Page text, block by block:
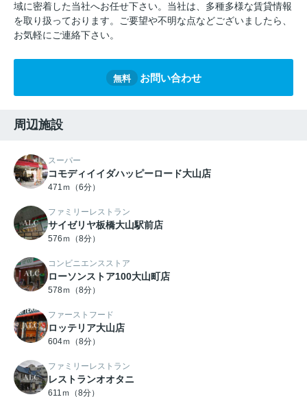
域に密着した当社へお任せ下さい。当社は、多種多様な賃貸情報
を取り扱っております。ご要望や不明な点などございましたら、
お気軽にご連絡下さい。
無料 お問い合わせ
周辺施設
スーパー
コモディイイダハッピーロード大山店
471ｍ（6分）
ファミリーレストラン
サイゼリヤ板橋大山駅前店
576ｍ（8分）
コンビニエンスストア
ローソンストア100大山町店
578ｍ（8分）
ファーストフード
ロッテリア大山店
604ｍ（8分）
ファミリーレストラン
レストランオオタニ
611ｍ（8分）